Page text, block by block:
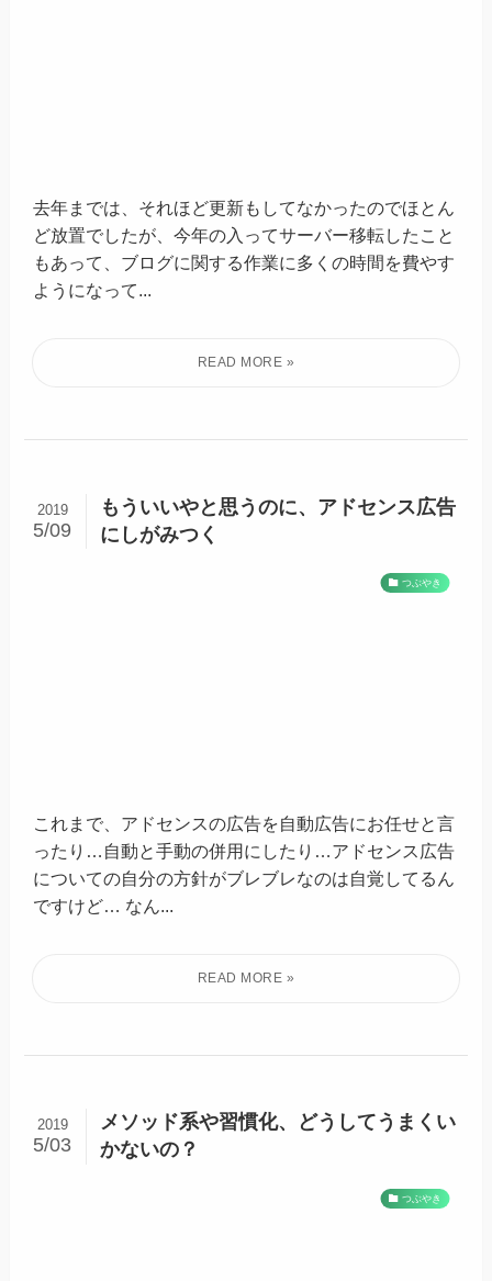
去年までは、それほど更新もしてなかったのでほとん
ど放置でしたが、今年の入ってサーバー移転したこと
もあって、ブログに関する作業に多くの時間を費やす
ようになって...
もういいやと思うのに、アドセンス広告
にしがみつく
2019
5/09
つぶやき
これまで、アドセンスの広告を自動広告にお任せと言
ったり…自動と手動の併用にしたり…アドセンス広告
についての自分の方針がブレブレなのは自覚してるん
ですけど… なん...
メソッド系や習慣化、どうしてうまくい
かないの？
2019
5/03
つぶやき